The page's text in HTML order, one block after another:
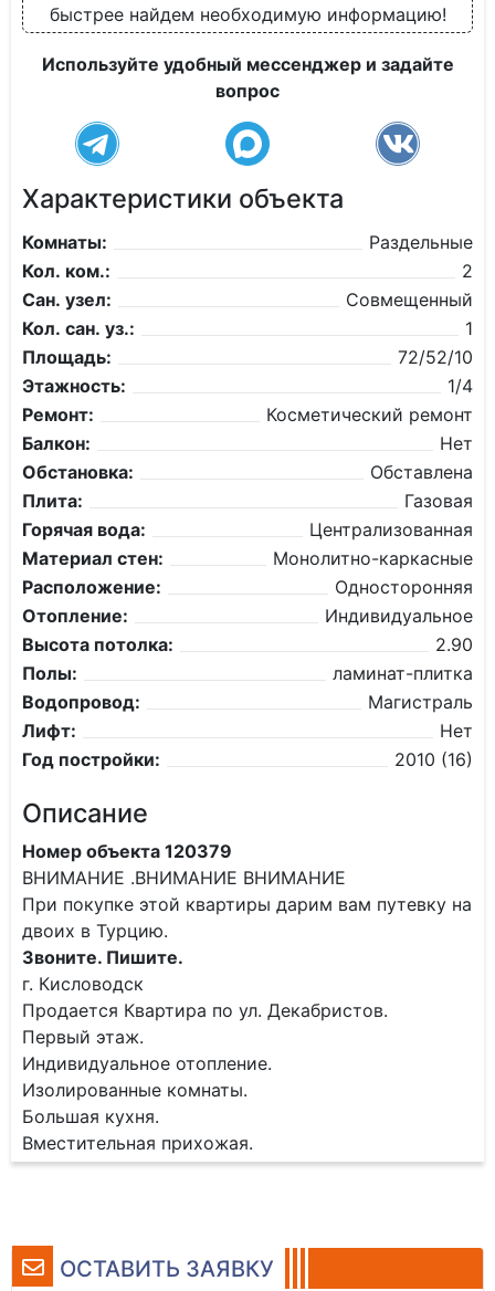
ОСТАВИТЬ ЗАЯВКУ
быстрее найдем необходимую информацию!
Используйте удобный мессенджер и задайте
вопрос
Характеристики объекта
Комнаты:
Раздельные
Кол. ком.:
2
Сан. узел:
Совмещенный
Кол. сан. уз.:
1
Площадь:
72/52/10
Этажность:
1/4
Ремонт:
Косметический ремонт
Балкон:
Нет
Обстановка:
Обставлена
Плита:
Газовая
Горячая вода:
Централизованная
Материал стен:
Монолитно-каркасные
Расположение:
Односторонняя
Отопление:
Индивидуальное
Высота потолка:
2.90
Полы:
ламинат-плитка
Водопровод:
Магистраль
Лифт:
Нет
Год постройки:
2010 (16)
Описание
Номер объекта 120379
ВНИМАНИЕ .ВНИМАНИЕ ВНИМАНИЕ
При покупке этой квартиры дарим вам путевку на
двоих в Турцию.
Звоните. Пишите.
г. Кисловодск
Продается Квартира по ул. Декабристов.
Первый этаж.
Индивидуальное отопление.
Изолированные комнаты.
Большая кухня.
Вместительная прихожая.